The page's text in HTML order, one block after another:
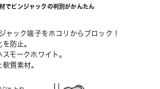
でピンジャックの判別がかんたん
ック端子をホコリからブロック！
防止。
モークホワイト。
質素材。